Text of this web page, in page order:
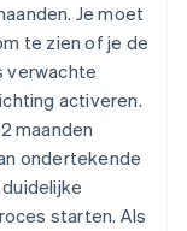
Je moet
te zien of je de
verwachte
activeren.
maanden
ondertekende
starten. Als